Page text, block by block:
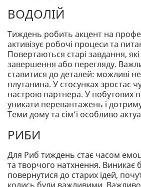
ВОДОЛІЙ
Тиждень робить акцент на
активізує робочі процеси та
Повертаються старі завдання,
завершення або перегляду.
ставитися до деталей: можливі
плутанина. У стосунках зростає
настрою партнера. У побутових
уникати перевантажень і
Теми дому та сім’ї особливо
РИБИ
Для Риб тиждень стає часом
та творчого натхнення. Виникає
повернутися до старих ідей,